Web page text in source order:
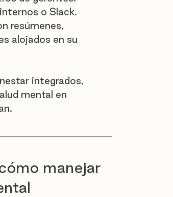
o Slack.
resúmenes,
alojados en su
integrados,
mental en
manejar